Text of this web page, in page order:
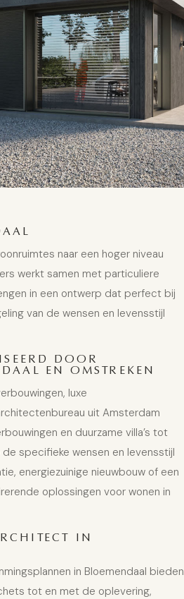
naar een hoger niveau
werkt samen met particuliere
in een ontwerp dat perfect bij
van de wensen en levensstijl
DOOR
EN OMSTREKEN
luxe
uit Amsterdam
en duurzame villa’s tot
specifieke wensen en levensstijl
energiezuinige nieuwbouw of een
oplossingen voor wonen in
IN
in Bloemendaal bieden
tot en met de oplevering,